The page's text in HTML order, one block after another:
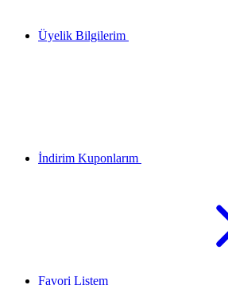
Üyelik Bilgilerim
İndirim Kuponlarım
Favori Listem